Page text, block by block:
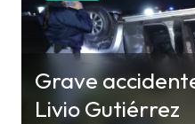
i
Grave
Livio Gutiérrez